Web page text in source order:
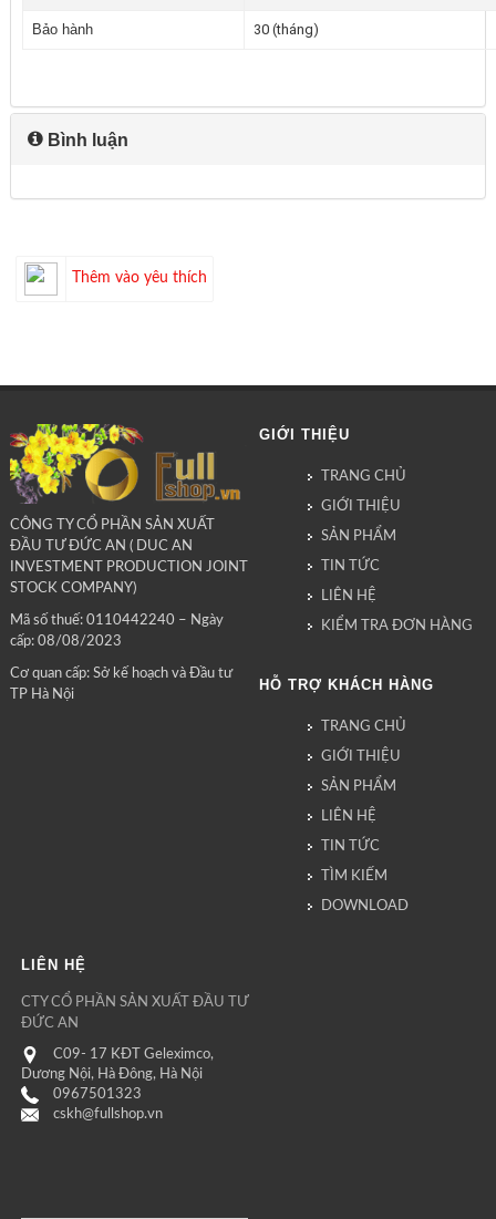
Bảo hành 30 (tháng)
Bình luận
Thêm vào yêu thích
CÔNG TY CỔ PHẦN SẢN XUẤT
ĐẦU TƯ ĐỨC AN ( DUC AN
INVESTMENT PRODUCTION JOINT
STOCK COMPANY)
Mã số thuế: 0110442240 – Ngày
cấp: 08/08/2023
Cơ quan cấp: Sở kế hoạch và Đầu tư
TP Hà Nội
GIỚI THIỆU
TRANG CHỦ
GIỚI THIỆU
SẢN PHẨM
TIN TỨC
LIÊN HỆ
KIỂM TRA ĐƠN HÀNG
HỖ TRỢ KHÁCH HÀNG
TRANG CHỦ
GIỚI THIỆU
SẢN PHẨM
LIÊN HỆ
TIN TỨC
TÌM KIẾM
DOWNLOAD
LIÊN HỆ
CTY CỔ PHẦN SẢN XUẤT ĐẦU TƯ
ĐỨC AN
C09- 17 KĐT Geleximco,
Dương Nội, Hà Đông, Hà Nội
0967501323
cskh@fullshop.vn